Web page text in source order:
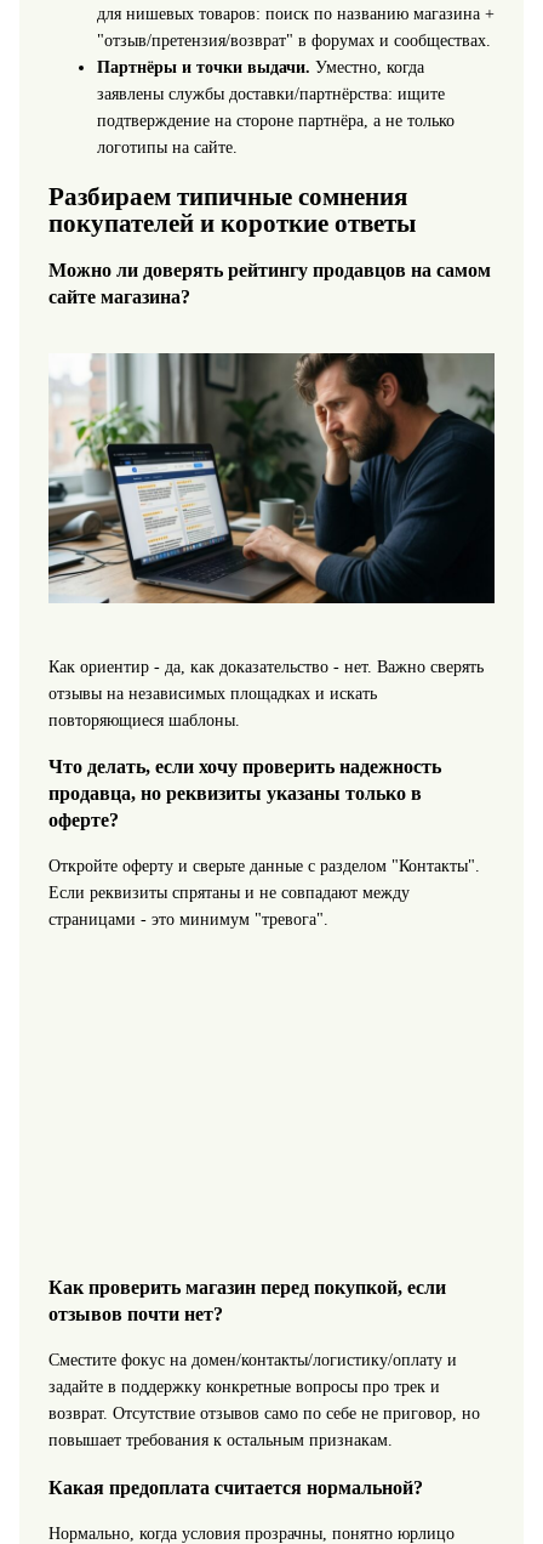
для нишевых товаров: поиск по названию магазина +
"отзыв/претензия/возврат" в форумах и сообществах.
Партнёры и точки выдачи. Уместно, когда
заявлены службы доставки/партнёрства: ищите
подтверждение на стороне партнёра, а не только
логотипы на сайте.
Разбираем типичные сомнения
покупателей и короткие ответы
Можно ли доверять рейтингу продавцов на самом
сайте магазина?
Как ориентир - да, как доказательство - нет. Важно сверять
отзывы на независимых площадках и искать
повторяющиеся шаблоны.
Что делать, если хочу проверить надежность
продавца, но реквизиты указаны только в
оферте?
Откройте оферту и сверьте данные с разделом "Контакты".
Если реквизиты спрятаны и не совпадают между
страницами - это минимум "тревога".
Как проверить магазин перед покупкой, если
отзывов почти нет?
Сместите фокус на домен/контакты/логистику/оплату и
задайте в поддержку конкретные вопросы про трек и
возврат. Отсутствие отзывов само по себе не приговор, но
повышает требования к остальным признакам.
Какая предоплата считается нормальной?
Нормально, когда условия прозрачны, понятно юрлицо